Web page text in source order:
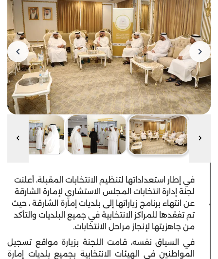
في إطار استعداداتها لتنظيم الانتخابات المقبلة، أعلنت
لجنة إدارة انتخابات المجلس الاستشاري لإمارة الشارقة
عن انتهاء برنامج زياراتها إلى بلديات إمارة الشارقة ، حيث
تم تفقدها للمراكز الانتخابية في جميع البلديات والتأكد
من جاهزيتها لإنجاز مراحل الانتخابات.
في السياق نفسه، قامت اللجنة بزيارة مواقع تسجيل
المواطنين في الهيئات الانتخابية بجميع بلديات إمارة